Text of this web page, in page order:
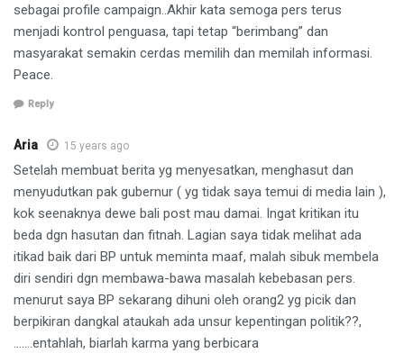
sebagai profile campaign..Akhir kata semoga pers terus
menjadi kontrol penguasa, tapi tetap “berimbang” dan
masyarakat semakin cerdas memilih dan memilah informasi.
Peace.
Reply
Aria 15 years ago
Setelah membuat berita yg menyesatkan, menghasut dan
menyudutkan pak gubernur ( yg tidak saya temui di media lain ),
kok seenaknya dewe bali post mau damai. Ingat kritikan itu
beda dgn hasutan dan fitnah. Lagian saya tidak melihat ada
itikad baik dari BP untuk meminta maaf, malah sibuk membela
diri sendiri dgn membawa-bawa masalah kebebasan pers.
menurut saya BP sekarang dihuni oleh orang2 yg picik dan
berpikiran dangkal ataukah ada unsur kepentingan politik??,
…….entahlah, biarlah karma yang berbicara